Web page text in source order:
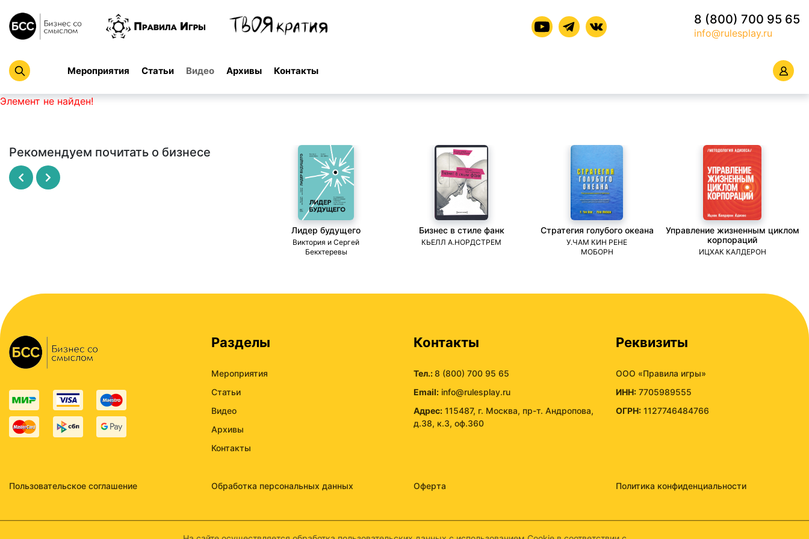
8 (800) 700 95 65
info@rulesplay.ru
Мероприятия Статьи Видео Архивы Контакты
Элемент не найден!
Рекомендуем почитать о бизнесе
Лидер будущего
Виктория и Сергей
Бекхтеревы
Бизнес в стиле фанк
КЬЕЛЛ А.НОРДСТРЕМ
Стратегия голубого океана
У.ЧАМ КИН РЕНЕ
МОБОРН
Управление жизненным циклом
корпораций
ИЦХАК КАЛДЕРОН
Разделы
Мероприятия
Статьи
Видео
Архивы
Контакты
Контакты
Тел.:8 (800) 700 95 65
Email: info@rulesplay.ru
Адрес: 115487, г. Москва, пр-т. Андропова,
д.38, к.3, оф.360
Реквизиты
ООО «Правила игры»
ИНН: 7705989555
ОГРН: 1127746484766
Пользовательское соглашение Обработка персональных данных Оферта Политика конфиденциальности